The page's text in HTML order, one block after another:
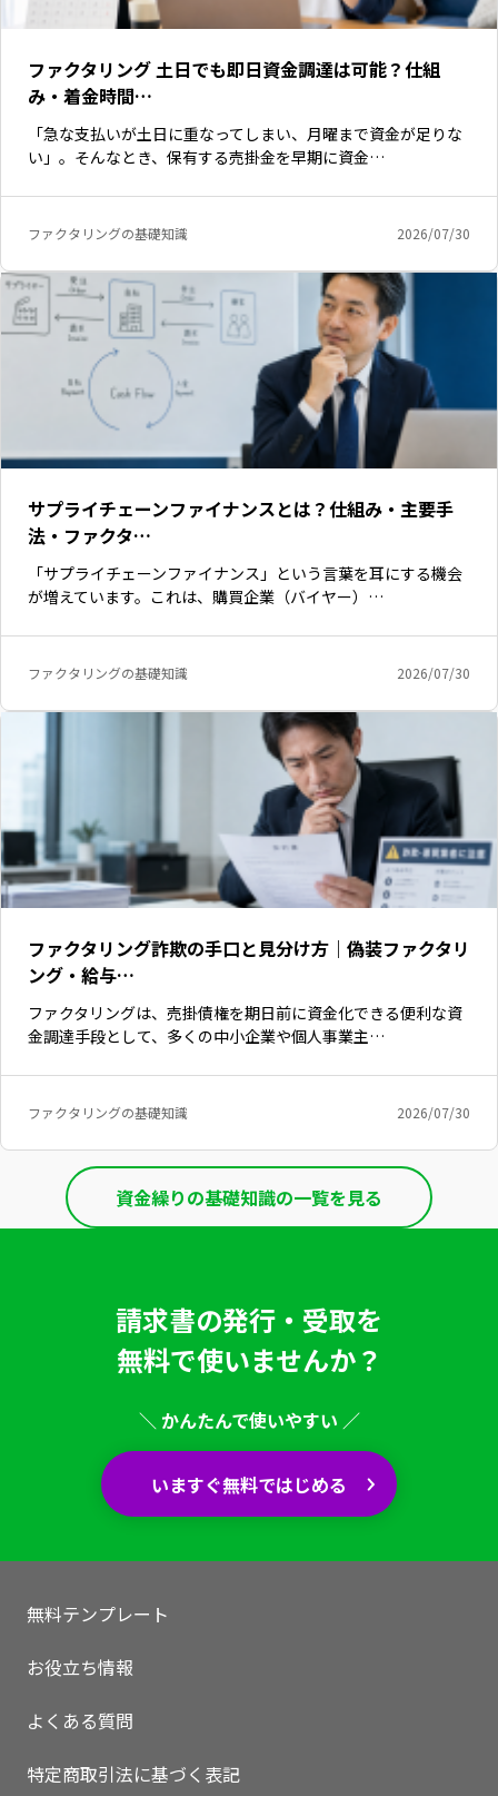
ファクタリング 土日でも即日資金調達は可能？仕組
み・着金時間…
「急な支払いが土日に重なってしまい、月曜まで資金が足りな
い」。そんなとき、保有する売掛金を早期に資金…
ファクタリングの基礎知識 2026/07/30
サプライチェーンファイナンスとは？仕組み・主要手
法・ファクタ…
「サプライチェーンファイナンス」という言葉を耳にする機会
が増えています。これは、購買企業（バイヤー）…
ファクタリングの基礎知識 2026/07/30
ファクタリング詐欺の手口と見分け方｜偽装ファクタリ
ング・給与…
ファクタリングは、売掛債権を期日前に資金化できる便利な資
金調達手段として、多くの中小企業や個人事業主…
ファクタリングの基礎知識 2026/07/30
資金繰りの基礎知識の一覧を見る
請求書の発行・受取を
無料で使いませんか？
＼ かんたんで使いやすい ／
いますぐ無料ではじめる
無料テンプレート
お役立ち情報
よくある質問
特定商取引法に基づく表記